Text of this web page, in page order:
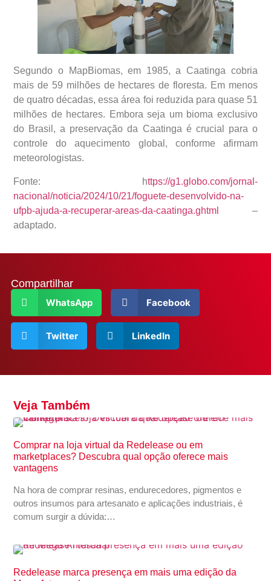
Segundo o MapBiomas, em 1985, a Caatinga cobria
mais de 59 milhões de hectares de floresta. Em menos
de quatro décadas, essa área foi reduzida para quase 51
milhões de hectares. Embora seja um bioma exclusivo
do Brasil, a preservação da Caatinga é crucial para o
controle do aquecimento global, conforme afirmam
meteorologistas.
Fonte: https://g1.globo.com/jornal-
nacional/noticia/2024/10/21/foguete-desenvolvido-na-
ufpb-ajuda-a-recuperar-areas-da-caatinga.ghtml
–
adaptado.
Compartilhar
WhatsApp Facebook
Twitter LinkedIn
Veja Também
Comprar na loja virtual da Redelease ou em
marketplaces? Descubra qual opção oferece mais
vantagens
Na hora de comprar resinas, endurecedores, pigmentos e
outros insumos para artesanato e aplicações industriais, é
comum surgir a dúvida:…
Redelease marca presença em mais uma edição da